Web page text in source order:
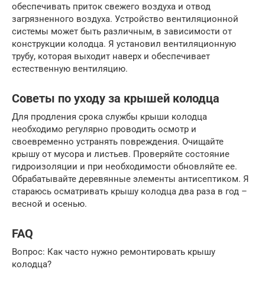
обеспечивать приток свежего воздуха и отвод
загрязненного воздуха. Устройство вентиляционной
системы может быть различным, в зависимости от
конструкции колодца. Я установил вентиляционную
трубу, которая выходит наверх и обеспечивает
естественную вентиляцию.
Советы по уходу за крышей колодца
Для продления срока службы крыши колодца
необходимо регулярно проводить осмотр и
своевременно устранять повреждения. Очищайте
крышу от мусора и листьев. Проверяйте состояние
гидроизоляции и при необходимости обновляйте ее.
Обрабатывайте деревянные элементы антисептиком. Я
стараюсь осматривать крышу колодца два раза в год –
весной и осенью.
FAQ
Вопрос: Как часто нужно ремонтировать крышу
колодца?